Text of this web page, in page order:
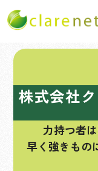
株式会社
力持つ者
早く強きもの